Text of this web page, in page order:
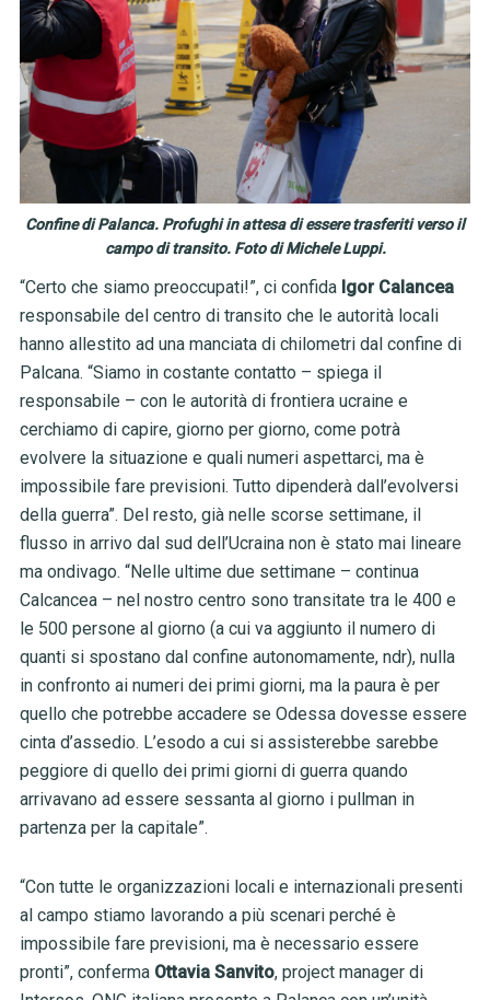
Confine di Palanca. Profughi in attesa di essere trasferiti verso il
campo di transito. Foto di Michele Luppi.
“Certo che siamo preoccupati!”, ci confida Igor Calancea
responsabile del centro di transito che le autorità locali
hanno allestito ad una manciata di chilometri dal confine di
Palcana. “Siamo in costante contatto – spiega il
responsabile – con le autorità di frontiera ucraine e
cerchiamo di capire, giorno per giorno, come potrà
evolvere la situazione e quali numeri aspettarci, ma è
impossibile fare previsioni. Tutto dipenderà dall’evolversi
della guerra”. Del resto, già nelle scorse settimane, il
flusso in arrivo dal sud dell’Ucraina non è stato mai lineare
ma ondivago. “Nelle ultime due settimane – continua
Calcancea – nel nostro centro sono transitate tra le 400 e
le 500 persone al giorno (a cui va aggiunto il numero di
quanti si spostano dal confine autonomamente, ndr), nulla
in confronto ai numeri dei primi giorni, ma la paura è per
quello che potrebbe accadere se Odessa dovesse essere
cinta d’assedio. L’esodo a cui si assisterebbe sarebbe
peggiore di quello dei primi giorni di guerra quando
arrivavano ad essere sessanta al giorno i pullman in
partenza per la capitale”.
“Con tutte le organizzazioni locali e internazionali presenti
al campo stiamo lavorando a più scenari perché è
impossibile fare previsioni, ma è necessario essere
pronti”, conferma Ottavia Sanvito, project manager di